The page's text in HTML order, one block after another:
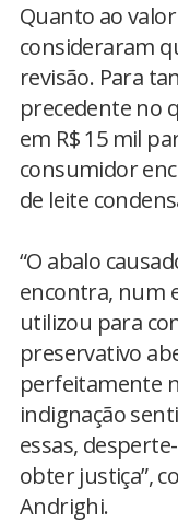
Quanto ao
consideraram
revisão. Para
precedente no
em R$ 15 mil
consumidor
de leite
“O abalo
encontra, num
utilizou para
preservativo
perfeitamente
indignação
essas,
obter justiça”,
Andrighi.